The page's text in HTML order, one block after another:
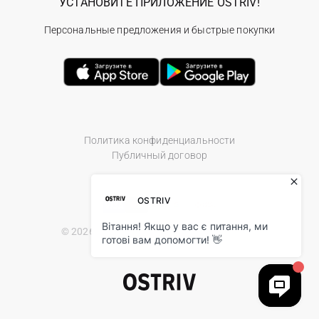
Политика конфиденциальности
Публичный договор
© 2026 Ostriv.ua Store. All Rights Reserved.
Персональные предложения и быстрые покупки